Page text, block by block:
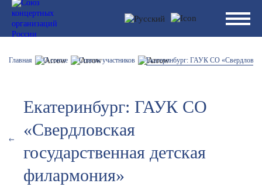
Главная О союзе Список участников Екатеринбург: ГАУК СО
Екатеринбург: ГАУК СО
«Свердловская
государственная детская
филармония»